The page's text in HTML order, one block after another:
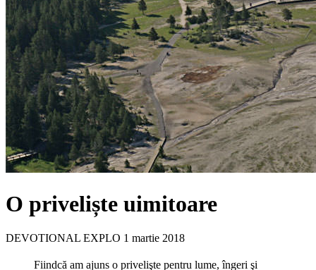
O priveliște uimitoare
DEVOTIONAL EXPLO 1 martie 2018
Fiindcă am ajuns o privelişte pentru lume, îngeri şi